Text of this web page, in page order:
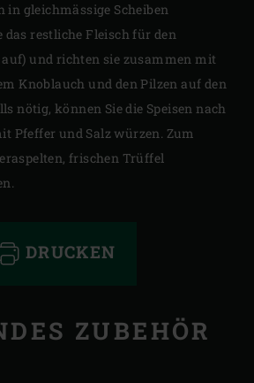
in gleichmässige Scheiben
das restliche Fleisch für den
und richten sie zusammen mit
Knoblauch und den Pilzen auf den
nötig, können Sie die Speisen nach
Pfeffer und Salz würzen. Zum
frischen Trüffel
DRUCKEN
ZUBEHÖR